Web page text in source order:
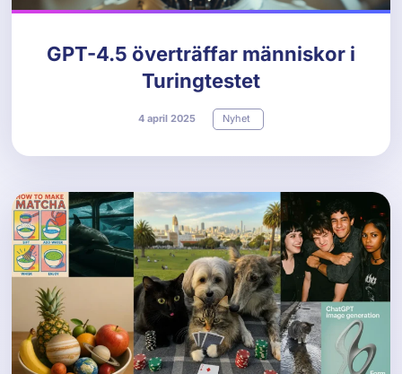
GPT-4.5 överträffar människor i
Turingtestet
4 april 2025 Nyhet